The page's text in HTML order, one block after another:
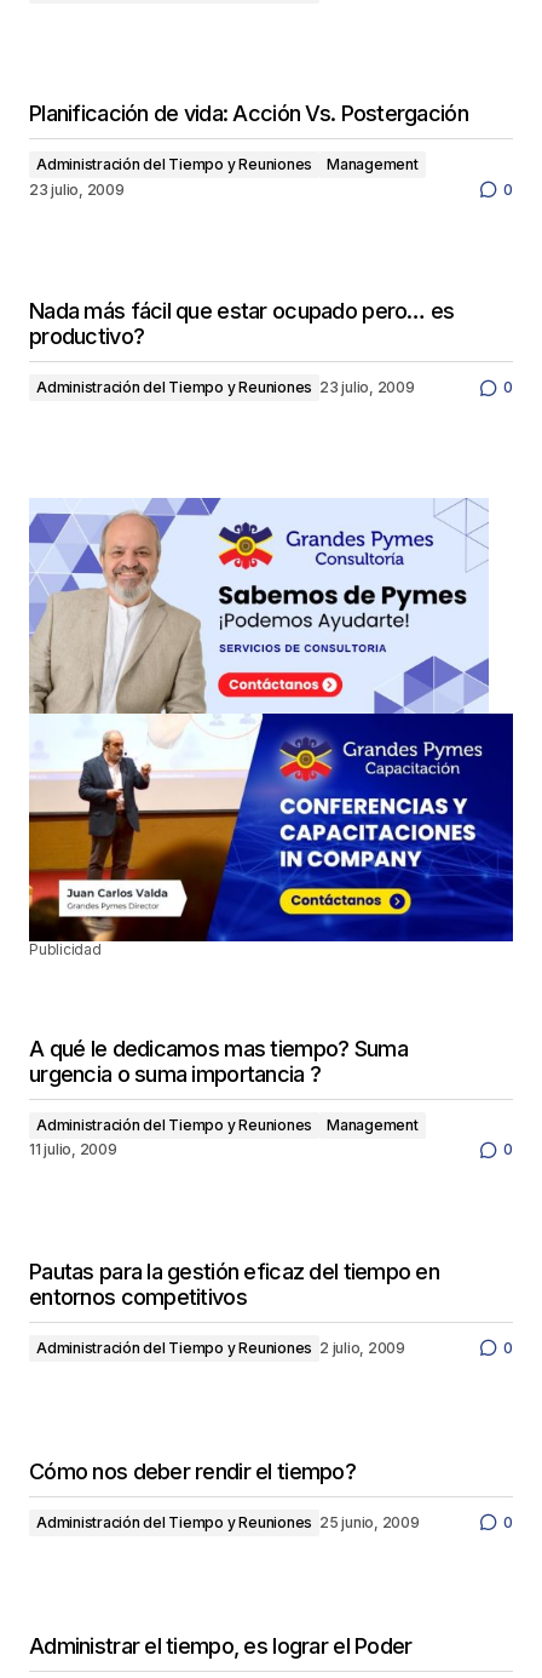
Planificación de vida: Acción Vs. Postergación
Administración del Tiempo y Reuniones
Management
23 julio, 2009
0
Nada más fácil que estar ocupado pero… es
productivo?
Administración del Tiempo y Reuniones 23 julio, 2009 0
Publicidad
A qué le dedicamos mas tiempo? Suma
urgencia o suma importancia ?
Administración del Tiempo y Reuniones
Management
11 julio, 2009
0
Pautas para la gestión eficaz del tiempo en
entornos competitivos
Administración del Tiempo y Reuniones 2 julio, 2009 0
Cómo nos deber rendir el tiempo?
Administración del Tiempo y Reuniones 25 junio, 2009 0
Administrar el tiempo, es lograr el Poder